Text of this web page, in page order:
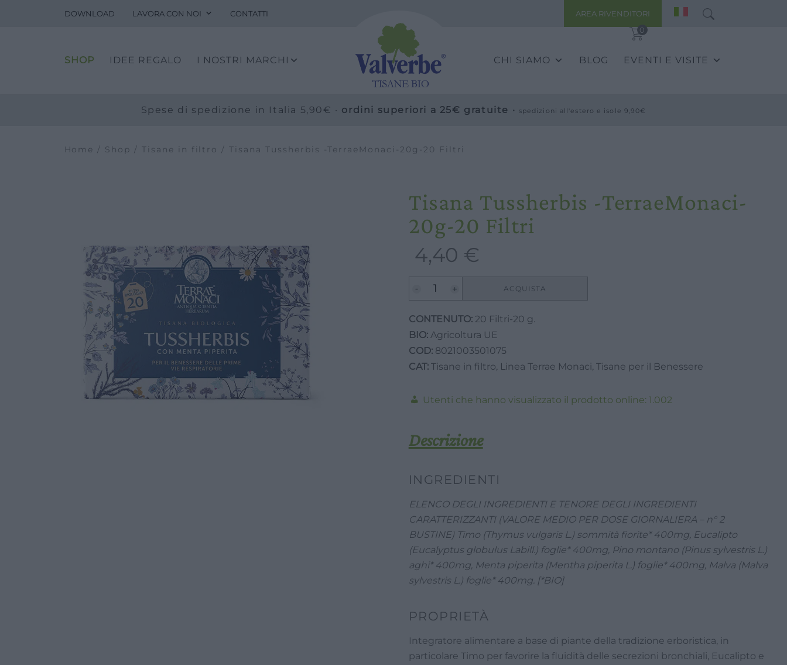
DOWNLOAD LAVORA CON NOI CONTATTI
AREA RIVENDITORI
0
SHOP IDEE REGALO I NOSTRI MARCHI CHI SIAMO BLOG EVENTI E VISITE
Fitopreparati
Eventi e visite
Spese di spedizione in Italia 5,90€ · ordini superiori a 25€ gratuite · spedizioni all'estero e isole 9,90€
Home / Shop / Tisane in filtro / Tisana Tussherbis -TerraeMonaci-20g-20 Filtri
Tisana Tussherbis -TerraeMonaci-
20g-20 Filtri
4,40 €
Tisana
-
TerraeMonaci-
20g-
20
quantità
ACQUISTA
CONTENUTO:20 Filtri-20 g.
BIO:Agricoltura UE
COD:8021003501075
CAT: Tisane in filtro, Linea Terrae Monaci, Tisane per il Benessere
Utenti che hanno visualizzato il prodotto online: 1.002
Descrizione
INGREDIENTI
ELENCO DEGLI INGREDIENTI E TENORE DEGLI INGREDIENTI
CARATTERIZZANTI (VALORE MEDIO PER DOSE GIORNALIERA – n° 2
BUSTINE) Timo (Thymus vulgaris L.) sommità fiorite* 400mg, Eucalipto
(Eucalyptus globulus Labill.) foglie* 400mg, Pino montano (Pinus sylvestris L.)
aghi* 400mg, Menta piperita (Mentha piperita L.) foglie* 400mg, Malva (Malva
sylvestris L.) foglie* 400mg. [*BIO]
PROPRIETÀ
Integratore alimentare a base di piante della tradizione erboristica, in
particolare Timo per favorire la fluidità delle secrezioni bronchiali, Eucalipto e